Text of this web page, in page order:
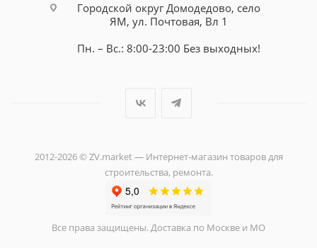
Городской округ Домодедово, село
ЯМ, ул. Почтовая, Вл 1
Пн. – Вс.: 8:00-23:00 Без выходных!
2012-2026 © ZV.market — Интернет-магазин товаров для
строительства, ремонта.
Все права защищены. Доставка по Москве и МО